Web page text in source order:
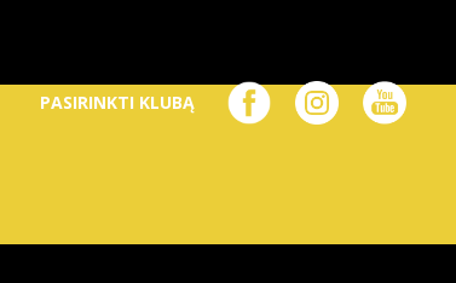
PASIRINKTI KLUBĄ